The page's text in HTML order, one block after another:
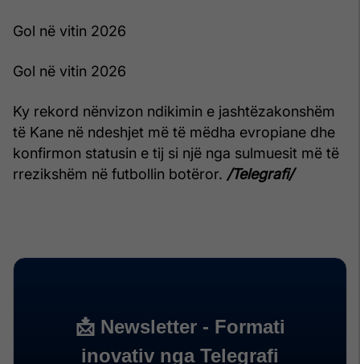
Gol në vitin 2026
Gol në vitin 2026
Ky rekord nënvizon ndikimin e jashtëzakonshëm
të Kane në ndeshjet më të mëdha evropiane dhe
konfirmon statusin e tij si një nga sulmuesit më të
rrezikshëm në futbollin botëror. /Telegrafi/